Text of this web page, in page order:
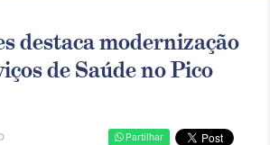
destaca modernização
de Saúde no Pico
Partilhar